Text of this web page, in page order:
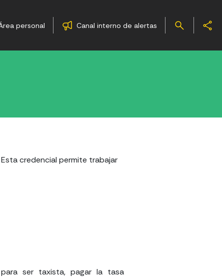
personal Canal interno de alertas
credencial permite trabajar
ser taxista, pagar la tasa